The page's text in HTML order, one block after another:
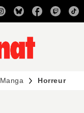
RECHERCHE
Manga Horreur